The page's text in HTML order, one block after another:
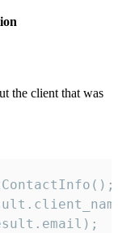
the client that was